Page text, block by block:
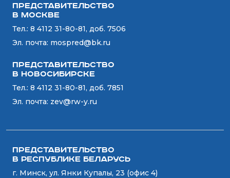
Представительство
в Москве
Тел.: 8 4112 31-80-81, доб. 7506
Эл. почта: mospred@bk.ru
Представительство
в Новосибирске
Тел.: 8 4112 31-80-81, доб. 7851
Эл. почта: zev@rw-y.ru
Представительство
в Республике Беларусь
г. Минск, ул. Янки Купалы, 23 (офис 4)